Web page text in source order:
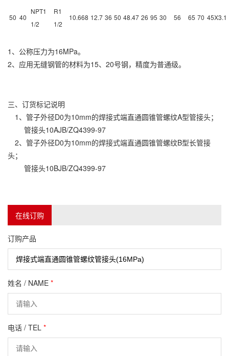
50 40
NPT1
1/2
R1
1/2
10.668 12.7 36 50 48.47 26 95 30 56 65 70 45X3.1
1、公称压力为16MPa。
2、应用无缝钢管的材料为15、20号钢，精度为普通级。
三、订货标记说明
1、管子外径D0为10mm的焊接式端直通圆锥管螺纹A型管接头；
管接头10AJB/ZQ4399-97
2、管子外径D0为10mm的焊接式端直通圆锥管螺纹B型长管接
头；
管接头10BJB/ZQ4399-97
在线订购
订购产品
姓名 / NAME *
电话 / TEL *